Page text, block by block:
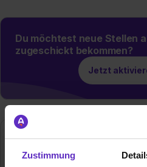
Zustimmung
Du möchtest neue Stellen
zugeschickt bekommen?
Jetzt